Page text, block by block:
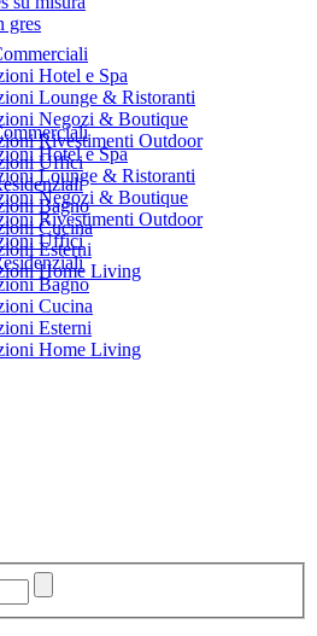
gres
Hotel e Spa
Lounge & Ristoranti
Negozi & Boutique
Rivestimenti Outdoor
Uffici
Bagno
Cucina
Esterni
Home Living
Hotel e Spa
Lounge & Ristoranti
Negozi & Boutique
Rivestimenti Outdoor
Uffici
Bagno
Cucina
Esterni
Home Living